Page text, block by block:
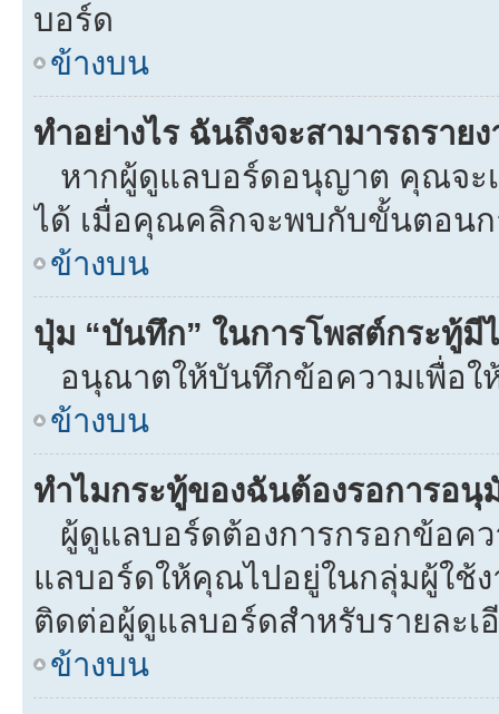
บอร์ด
ข้างบน
ทำอย่างไร ฉันถึงจะสามารถรา
หากผู้ดูแลบอร์ดอนุญาต คุณจะเ
ได้ เมื่อคุณคลิกจะพบกับขั้นตอนก
ข้างบน
ปุ่ม “บันทึก” ในการโพสต์กระทู้มี
อนุณาตให้บันทึกข้อความเพื่อใ
ข้างบน
ทำไมกระทู้ของฉันต้องรอการอนุ
ผู้ดูแลบอร์ดต้องการกรอกข้อค
แลบอร์ดให้คุณไปอยู่ในกลุ่มผู้ใช้
ติดต่อผู้ดูแลบอร์ดสำหรับรายละเ
ข้างบน